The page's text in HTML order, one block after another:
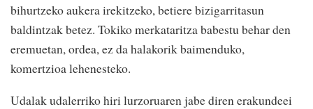
bihurtzeko aukera irekitzeko, betiere bizigarritasun
baldintzak betez. Tokiko merkataritza babestu behar den
eremuetan, ordea, ez da halakorik baimenduko,
komertzioa lehenesteko.
Udalak udalerriko hiri lurzoruaren jabe diren erakundeei